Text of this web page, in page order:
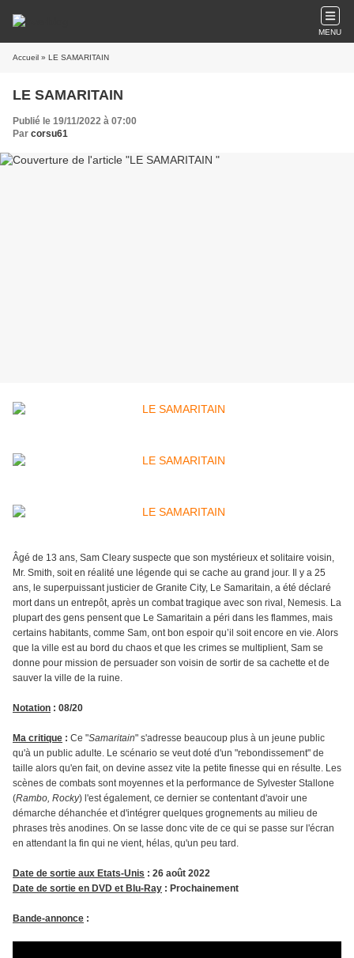
MENU
Accueil » LE SAMARITAIN
LE SAMARITAIN
Publié le 19/11/2022 à 07:00
Par corsu61
Âgé de 13 ans, Sam Cleary suspecte que son mystérieux et solitaire voisin,
Mr. Smith, soit en réalité une légende qui se cache au grand jour. Il y a 25
ans, le superpuissant justicier de Granite City, Le Samaritain, a été déclaré
mort dans un entrepôt, après un combat tragique avec son rival, Nemesis. La
plupart des gens pensent que Le Samaritain a péri dans les flammes, mais
certains habitants, comme Sam, ont bon espoir qu’il soit encore en vie. Alors
que la ville est au bord du chaos et que les crimes se multiplient, Sam se
donne pour mission de persuader son voisin de sortir de sa cachette et de
sauver la ville de la ruine.
Notation : 08/20
Ma critique : Ce "Samaritain" s'adresse beaucoup plus à un jeune public
qu'à un public adulte. Le scénario se veut doté d'un "rebondissement" de
taille alors qu'en fait, on devine assez vite la petite finesse qui en résulte. Les
scènes de combats sont moyennes et la performance de Sylvester Stallone
(Rambo, Rocky) l'est également, ce dernier se contentant d'avoir une
démarche déhanchée et d'intégrer quelques grognements au milieu de
phrases très anodines. On se lasse donc vite de ce qui se passe sur l'écran
en attendant la fin qui ne vient, hélas, qu'un peu tard.
Date de sortie aux Etats-Unis : 26 août 2022
Date de sortie en DVD et Blu-Ray : Prochainement
Bande-annonce :